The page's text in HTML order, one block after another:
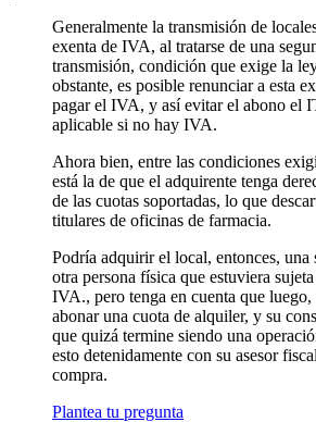
Generalmente la transmisión de
exenta de IVA, al tratarse de una
transmisión, condición que exige la
obstante, es posible renunciar a esta
pagar el IVA, y así evitar el abono el
aplicable si no hay IVA.
Ahora bien, entre las condiciones
está la de que el adquirente tenga
de las cuotas soportadas, lo que
titulares de oficinas de farmacia.
Podría adquirir el local, entonces, una
otra persona física que estuviera
IVA., pero tenga en cuenta que luego,
abonar una cuota de alquiler, y su
que quizá termine siendo una
esto detenidamente con su asesor
compra.
Plantea tu pregunta